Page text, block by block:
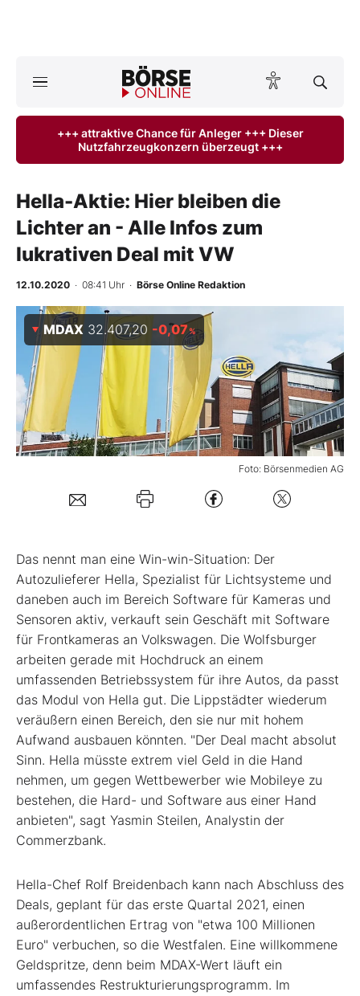
ktuelle Ausgabe BÖRSE ONLINE lesen
Anlageprodukte
Finanz-Check
BO-Musterdepots
Experten
Mein B:O
Mein Konto
Folgen Sie uns
Kontakt
+++ attraktive Chance für Anleger +++ Dieser
Nutzfahrzeugkonzern überzeugt +++
Hella-Aktie: Hier bleiben die
Lichter an - Alle Infos zum
lukrativen Deal mit VW
12.10.2020 · 08:41 Uhr · Börse Online Redaktion
Foto: Börsenmedien AG
MDAX 32.407,20 -0,07%
Das nennt man eine Win-win-Situation: Der
Autozulieferer Hella, Spezialist für Lichtsysteme und
daneben auch im Bereich Software für Kameras und
Sensoren aktiv, verkauft sein Geschäft mit Software
für Frontkameras an Volkswagen. Die Wolfsburger
arbeiten gerade mit Hochdruck an einem
umfassenden Betriebssystem für ihre Autos, da passt
das Modul von Hella gut. Die Lippstädter wiederum
veräußern einen Bereich, den sie nur mit hohem
Aufwand ausbauen könnten. "Der Deal macht absolut
Sinn. Hella müsste extrem viel Geld in die Hand
nehmen, um gegen Wettbewerber wie Mobileye zu
bestehen, die Hard- und Software aus einer Hand
anbieten", sagt Yasmin Steilen, Analystin der
Commerzbank.
Hella-Chef Rolf Breidenbach kann nach Abschluss des
Deals, geplant für das erste Quartal 2021, einen
außerordentlichen Ertrag von "etwa 100 Millionen
Euro" verbuchen, so die Westfalen. Eine willkommene
Geldspritze, denn beim MDAX-Wert läuft ein
umfassendes Restrukturierungsprogramm. Im